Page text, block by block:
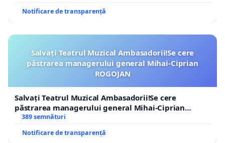
Notificare de transparență
Salvați Teatrul Muzical Ambasadorii!Se cere
păstrarea managerului general Mihai-Ciprian
ROGOJAN
Salvați Teatrul Muzical Ambasadorii!Se cere
păstrarea managerului general Mihai-Ciprian
ROGOJAN
389 semnături
Notificare de transparență